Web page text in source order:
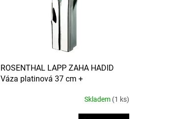
ROSENTHAL LAPP ZAHA HADID
Váza platinová 37 cm +
Skladem (1 ks)